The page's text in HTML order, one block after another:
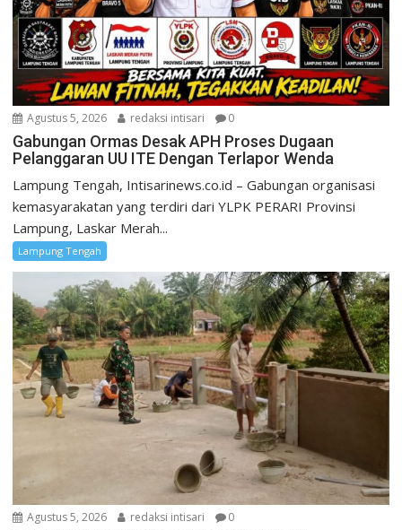
Agustus 5, 2026 redaksi intisari 0
Gabungan Ormas Desak APH Proses Dugaan
Pelanggaran UU ITE Dengan Terlapor Wenda
Lampung Tengah, Intisarinews.co.id – Gabungan organisasi
kemasyarakatan yang terdiri dari YLPK PERARI Provinsi
Lampung, Laskar Merah...
Lampung Tengah
Agustus 5, 2026 redaksi intisari 0